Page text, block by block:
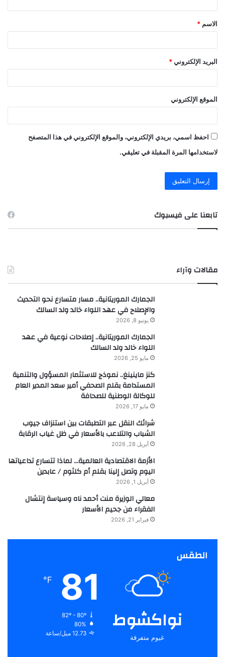
ق
*
الاسم *
البريد الإلكتروني *
الموقع الإلكتروني
احفظ اسمي، بريدي الإلكتروني، والموقع الإلكتروني في هذا المتصفح
لاستخدامها المرة المقبلة في تعليقي.
تابعنا على فيسبوك
مقالات وآراء
الجمارك الموريتانية.. مسار متسارع نحو التحديث
والإصلاح في عهد اللواء خالد ولد السالك
يونيو 8, 2026
الجمارك الموريتانية.. إصلاحات نوعية في عهد
اللواء خالد ولد السالك
مايو 25, 2026
كنز ماينينغ.. نموذج للاستثمار المسؤول والتنمية
المستدامة بقلم الصحفي أمير سعد المدير العام
للوكالة الوطنية للصحافة
مايو 17, 2026
شرائك النقل عبر التطبقات بين استنزاف جيوب
الشباب والتلاعب بالأسعار في ظل غياب الرقابة
أبريل 28, 2026
الأزمة الاقتصادية العالمية… لماذا تتسارع تداعياتها
اليوم وتصل إلينا بقلم أم كلثوم / عابدين
أبريل 1, 2026
معالي الوزيرة منت أحمد ناه وسياسة إنتشال
الفقراء من جحيم الأسعار
فبراير 21, 2026
الطقس
نواكشوط
غيوم متفرقة
81
℉
82º - 80º
80%
12.73 ميل/ساعة